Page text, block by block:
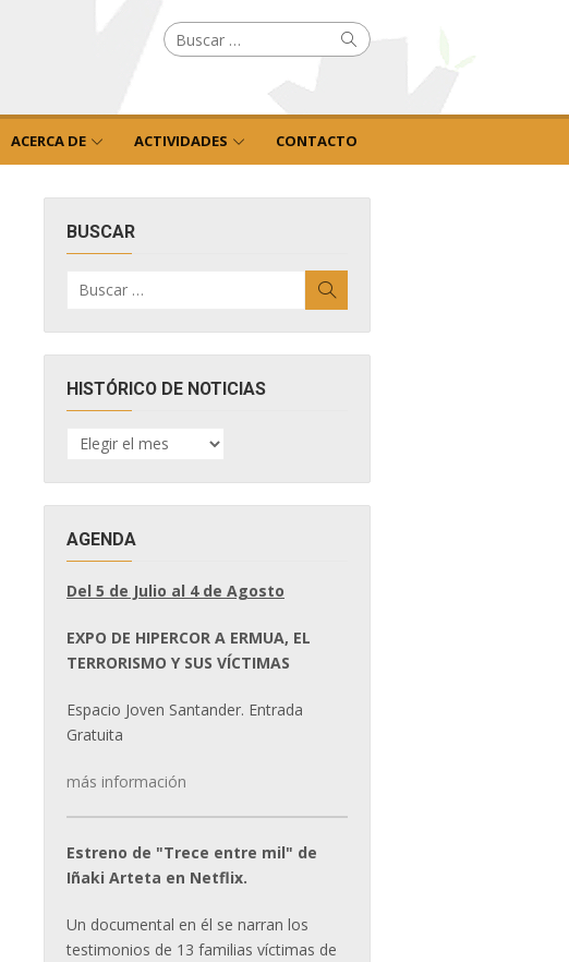
Buscar
por: Buscar
ACERCA DE ACTIVIDADES CONTACTO
BUSCAR
por:
HISTÓRICO DE NOTICIAS
HISTÓRICO
DE
AGENDA
Del 5 de Julio al 4 de Agosto
EXPO DE HIPERCOR A ERMUA, EL
TERRORISMO Y SUS VÍCTIMAS
Espacio Joven Santander. Entrada
Gratuita
más información
Estreno de "Trece entre mil" de
Iñaki Arteta en Netflix.
Un documental en él se narran los
testimonios de 13 familias víctimas de